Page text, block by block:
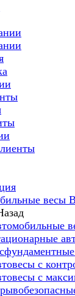
весы
с
с